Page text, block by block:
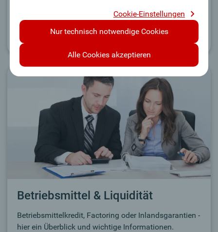
Zum Leasing
Betriebsmittel & Liquidität
Betriebsmittelkredit, Factoring oder Inlandsgarantien -
hier ein Überblick und wichtige Informationen.
Cookie-Einstellungen
Nur technisch notwendige Cookies
Alle Cookies akzeptieren